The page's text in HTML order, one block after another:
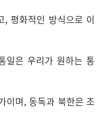
, 평화적인 방식으로 이
일은 우리가 원하는 통
이며, 동독과 북한은 조